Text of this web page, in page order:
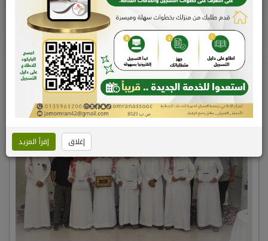
الرئيسية الأخبار و التقارير الإعلامية
إغلاق إقرأ المزيد